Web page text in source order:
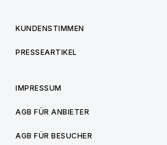
KUNDENSTIMMEN
PRESSEARTIKEL
IMPRESSUM
AGB FÜR ANBIETER
AGB FÜR BESUCHER